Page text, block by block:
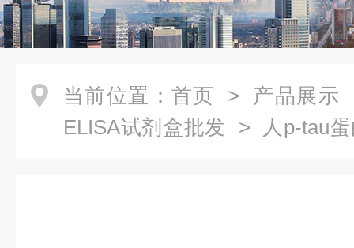
当前位置： 首页 > 产品展示
ELISA试剂盒批发 > 人p-tau蛋